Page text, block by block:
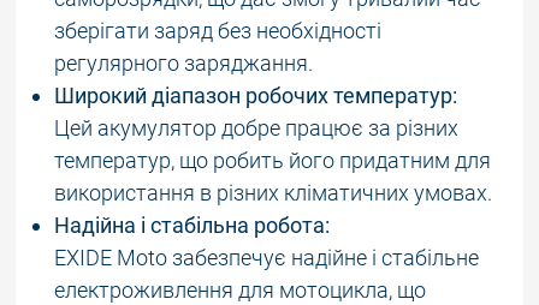
зберігати заряд без необхідності
регулярного заряджання.
Широкий діапазон робочих температур:
Цей акумулятор добре працює за різних
температур, що робить його придатним для
використання в різних кліматичних умовах.
Надійна і стабільна робота:
EXIDE Moto забезпечує надійне і стабільне
електроживлення для мотоцикла, що